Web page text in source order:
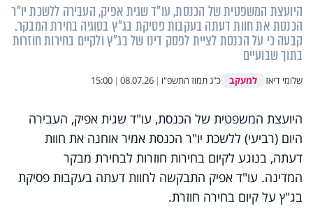
היועצת המשפטית של הכנסת, עו"ד שגית אפיק, העבירה ללשכת יו"ר
הכנסת את חוות דעתה בעקבות פסיקת בג"ץ בסוגיה בחירת המבקר.
קבעה כי על הכנסת לציית לפסק דינו של בג"ץ ולקיים בחירות חוזרות
בתוך שבועיים
שלומי דיאז למעקב כ"ג תמוז התשפ"ו |
08.07.26
|
15:00
היועצת המשפטית של הכנסת, עו"ד שגית אפיק, העבירה
היום (רביעי) ללשכת יו"ר הכנסת אמיר אוחנה את חוות
דעתה, בנוגע לקיום בחירות חוזרות לבחירת מבקר
המדינה. עו"ד אפיק התבקשה לחוות דעתה בעקבות פסיקת
בג"ץ על קיום בחירה חוזרת.